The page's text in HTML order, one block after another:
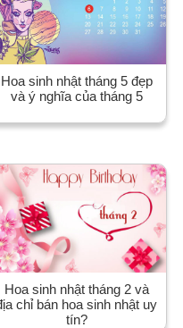
Hoa sinh nhật tháng 5 đẹp
và ý nghĩa của tháng 5
Hoa sinh nhật tháng 2 và
chỉ bán hoa sinh nhật uy
tín?